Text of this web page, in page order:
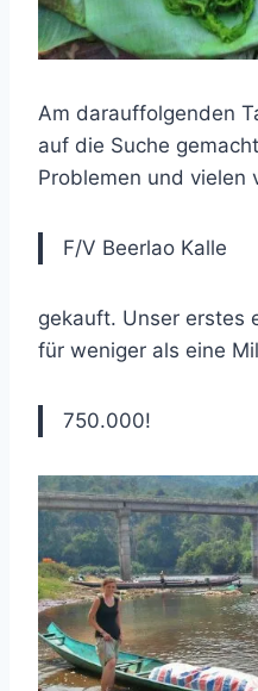
Am darauffolgenden
auf die Suche
Problemen und vielen
F/V Beerlao Kalle
gekauft. Unser erstes
für weniger als eine
750.000!